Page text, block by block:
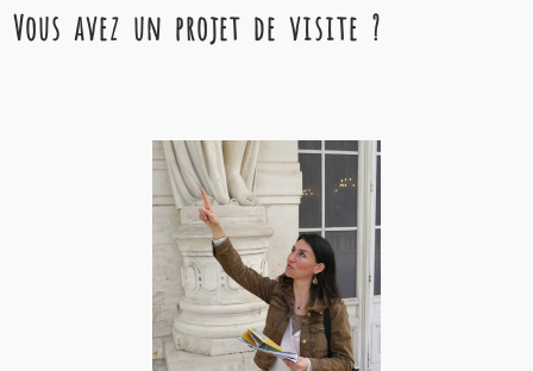
Vous avez un projet de visite ?